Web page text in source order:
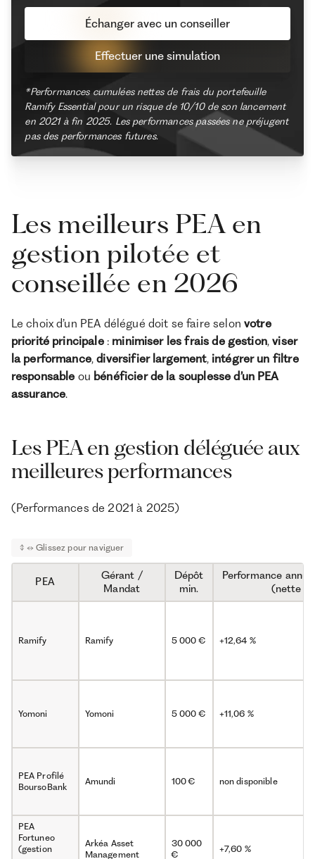
Effectuer une simulation
Échanger avec un conseiller
*Performances cumulées nettes de frais du portefeuille
Ramify Essential pour un risque de 10/10 de son lancement
en 2021 à fin 2025. Les performances passées ne préjugent
pas des performances futures.
Les meilleurs PEA en
gestion pilotée et
conseillée en 2026
Le choix d’un PEA délégué doit se faire selon votre
priorité principale: minimiser les frais de gestion,viser
la performance,diversifier largement, intégrer un filtre
responsable ou bénéficier de la souplesse d’un PEA
assurance.
Les PEA en gestion déléguée aux
meilleures performances
(Performances de 2021 à 2025)
PEA
Gérant /
Mandat
Dépôt
min.
Performance
(nette
Ramify Ramify 5 000 € +12,64 %
Yomoni Yomoni 5 000 € +11,06 %
PEA Profilé
BoursoBank
Amundi 100 € non disponible
PEA
Fortuneo
(gestion
Arkéa Asset
Management
30 000
€
+7,60 %